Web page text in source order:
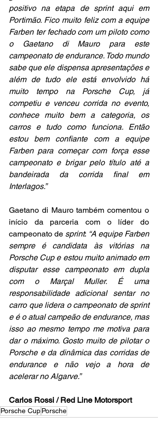
positivo na etapa de sprint aqui em
Portimão. Fico muito feliz com a equipe
Farben ter fechado com um piloto como
o Gaetano di Mauro para este
campeonato de endurance. Todo mundo
sabe que ele dispensa apresentações e
além de tudo ele está envolvido há
muito tempo na Porsche Cup, já
competiu e venceu corrida no evento,
conhece muito bem a categoria, os
carros e tudo como funciona. Então
estou bem confiante com a equipe
Farben para começar com força esse
campeonato e brigar pelo título até a
bandeirada da corrida final em
Interlagos.”
Gaetano di Mauro também comentou o
início da parceria com o líder do
campeonato de sprint: “A equipe Farben
sempre é candidata às vitórias na
Porsche Cup e estou muito animado em
disputar esse campeonato em dupla
com o Marçal Muller. É uma
responsabilidade adicional sentar no
carro que lidera o campeonato de sprint
e é o atual campeão de endurance, mas
isso ao mesmo tempo me motiva para
dar o máximo. Gosto muito de pilotar o
Porsche e da dinâmica das corridas de
endurance e não vejo a hora de
acelerar no Algarve.”
Carlos Rossi / Red Line Motorsport
Porsche CupPorsche